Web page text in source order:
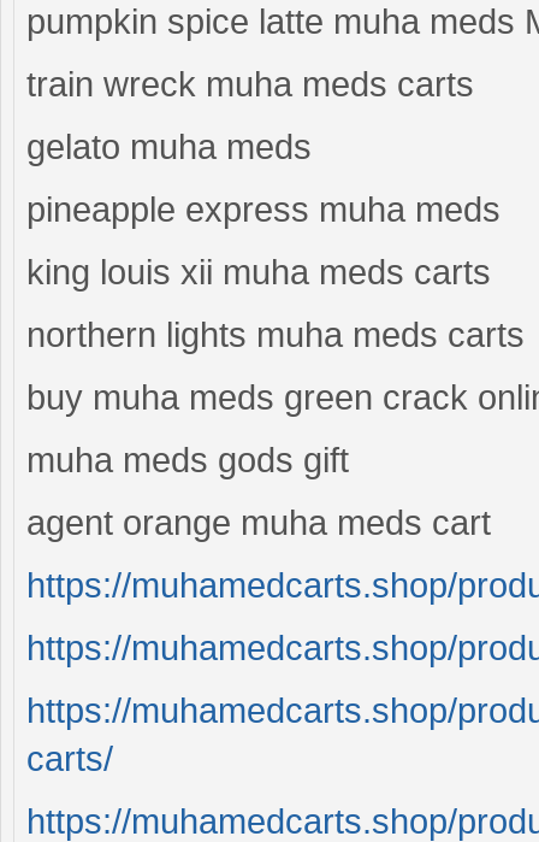
pumpkin spice latte muha meds
train wreck muha meds carts
gelato muha meds
pineapple express muha meds
king louis xii muha meds carts
northern lights muha meds carts
buy muha meds green crack
muha meds gods gift
agent orange muha meds cart
https://muhamedcarts.shop/
https://muhamedcarts.shop/
https://muhamedcarts.shop/
carts/
https://muhamedcarts.shop/